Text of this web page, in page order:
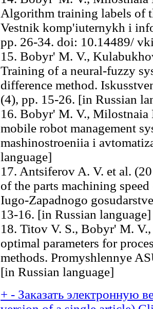
Algorithm training labels of
Vestnik komp'iuternykh i
pp. 26-34. doi: 10.14489/
15. Bobyr' M. V.,
Training of a neural-fuzzy
difference method.
(4), pp. 15-26. [in Russian
16. Bobyr' M. V.,
mobile robot management
mashinostroeniia i
language]
17. Antsiferov A. V. et al.
of the parts machining
Iugo-Zapadnogo
13-16. [in Russian language]
18. Titov V. S., Bobyr' M.
optimal parameters for
methods. Promyshlennye
[in Russian language]
+ - Заказать электронную